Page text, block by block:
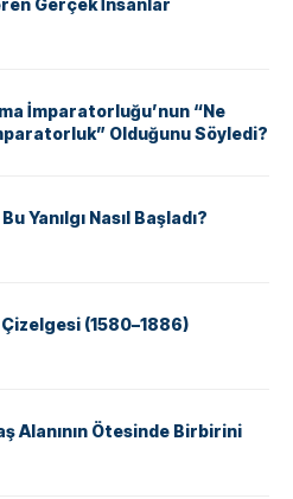
Gerçek İnsanlar
İmparatorluğu’nun “Ne
Olduğunu Söyledi?
Yanılgı Nasıl Başladı?
(1580–1886)
Alanının Ötesinde Birbirini